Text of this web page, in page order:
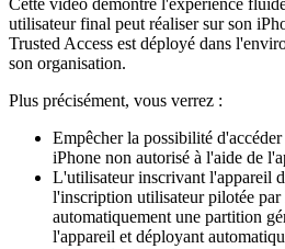
utilisateur final peut réaliser sur son
Trusted Access est déployé dans
son organisation.
Plus précisément, vous verrez :
Empêcher la possibilité d'accéder
iPhone non autorisé à l'aide de
L'utilisateur inscrivant l'appareil
l'inscription utilisateur pilotée par
automatiquement une partition
l'appareil et déployant